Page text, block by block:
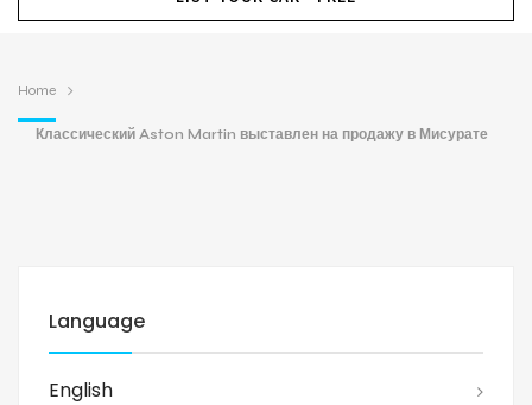
Home
Классический Aston Martin выставлен на продажу в Мисурате
Language
English